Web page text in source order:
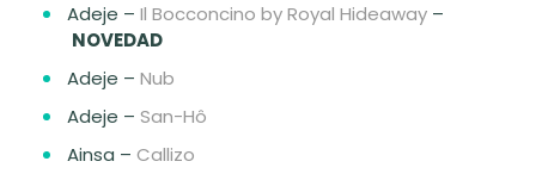
Adeje – Il Bocconcino by Royal Hideaway –
NOVEDAD
Adeje – Nub
Adeje – San-Hô
Ainsa – Callizo